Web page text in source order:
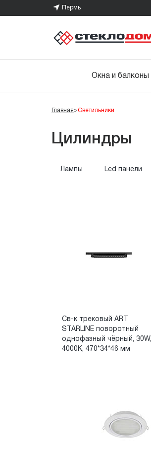
Пермь
Окна и балконы
Главная>Светильники
Цилиндры
Лампы Led панели
Св-к трековый ART
STARLINE поворотный
однофазный чёрный, 30W,
4000К, 470*34*46 мм